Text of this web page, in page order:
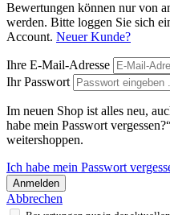
Bewertungen können nur von
werden. Bitte loggen Sie sich
Account. Neuer Kunde?
Ihre E-Mail-Adresse
Ihr Passwort
Im neuen Shop ist alles neu,
habe mein Passwort
weitershoppen.
Ich habe mein Passwort
Anmelden
Abbrechen